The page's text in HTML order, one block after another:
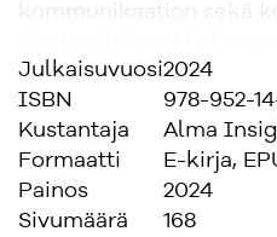
tasapainoilu antaa
omanlaisensa sävyn.
Miten johtajat kokevat
uralla etenemisen?
uramenestystään,
Julkaisuvuosi2024
ISBN
978-952-
Kustantaja
Alma
Formaatti
E-kirja,
Painos
2024
Sivumäärä
168